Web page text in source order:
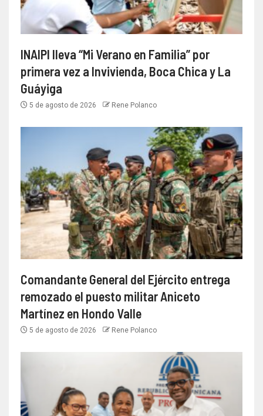
INAIPI lleva “Mi Verano en Familia” por
primera vez a Invivienda, Boca Chica y La
Guáyiga
5 de agosto de 2026 Rene Polanco
Comandante General del Ejército entrega
remozado el puesto militar Aniceto
Martínez en Hondo Valle
5 de agosto de 2026 Rene Polanco